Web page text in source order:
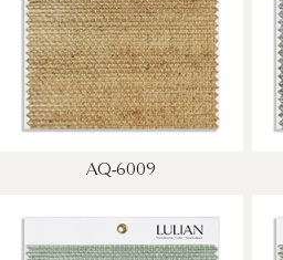
AQ-6009